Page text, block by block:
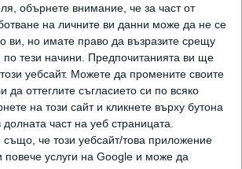
обърнете внимание, че за част от
на личните ви данни може да не се
ви, но имате право да възразите срещу
по тези начини. Предпочитанията ви ще
уебсайт. Можете да промените своите
да оттеглите съгласието си по всяко
на този сайт и кликнете върху бутона
част на уеб страницата.
че този уебсайт/това приложение
повече услуги на Google и може да
която отвежда на друго ниво
три основни лайтмотива, които
в операта: мотивът на любовта в
мотивът на съдбата – във флейти,
мотивът на войната – в корни,
режисьорът.
през който Лиза минава, той решава
и театър на сенките. Сенките са